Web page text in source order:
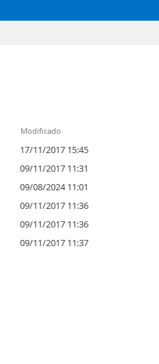
Modificado
17/11/2017 15:45
09/11/2017 11:31
09/08/2024 11:01
09/11/2017 11:36
09/11/2017 11:36
09/11/2017 11:37